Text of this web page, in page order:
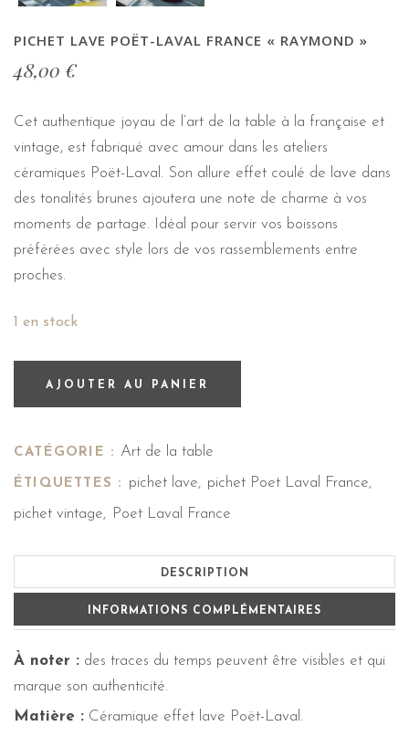
PICHET LAVE POËT-LAVAL FRANCE « RAYMOND »
48,00 €
Cet authentique joyau de l’art de la table à la française et
vintage, est fabriqué avec amour dans les ateliers
céramiques Poët-Laval. Son allure effet coulé de lave dans
des tonalités brunes ajoutera une note de charme à vos
moments de partage. Idéal pour servir vos boissons
préférées avec style lors de vos rassemblements entre
proches.
1 en stock
AJOUTER AU PANIER
CATÉGORIE : Art de la table
ÉTIQUETTES : pichet lave, pichet Poet Laval France,
pichet vintage, Poet Laval France
DESCRIPTION
INFORMATIONS COMPLÉMENTAIRES
À noter : des traces du temps peuvent être visibles et qui
marque son authenticité.
Matière : Céramique effet lave Poët-Laval.